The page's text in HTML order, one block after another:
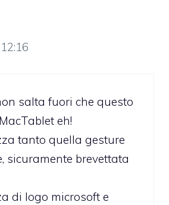
salta fuori che questo
eh!
tanto quella gesture
sicuramente brevettata
di logo microsoft e